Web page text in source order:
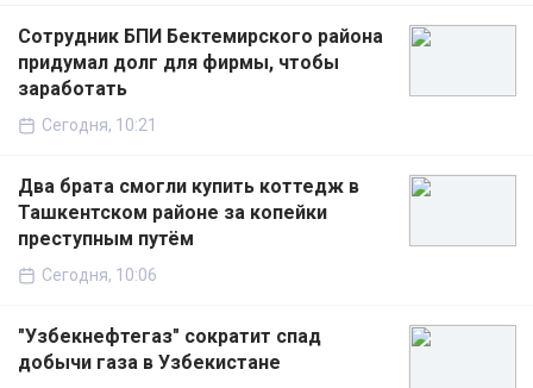
Сотрудник БПИ Бектемирского района
придумал долг для фирмы, чтобы
заработать
Сегодня, 10:21
Два брата смогли купить коттедж в
Ташкентском районе за копейки
преступным путём
Сегодня, 10:06
"Узбекнефтегаз" сократит спад
добычи газа в Узбекистане